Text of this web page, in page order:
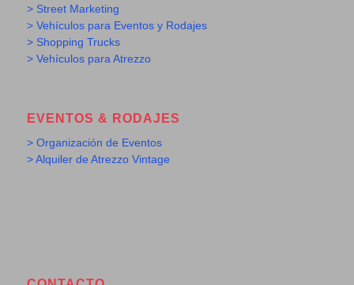
> Street Marketing
> Vehículos para Eventos y Rodajes
> Shopping Trucks
> Vehículos para Atrezzo
EVENTOS & RODAJES
> Organización de Eventos
> Alquiler de Atrezzo Vintage